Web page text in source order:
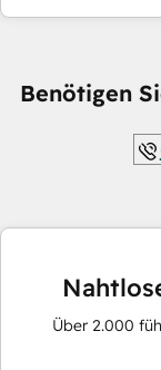
Benötigen
Über 2.000